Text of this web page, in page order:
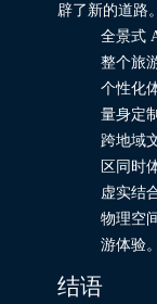
辟了新的道路
全景式
整个旅
个性化
量身定
跨地域
区同时
虚实结
物理空
游体验。
结语